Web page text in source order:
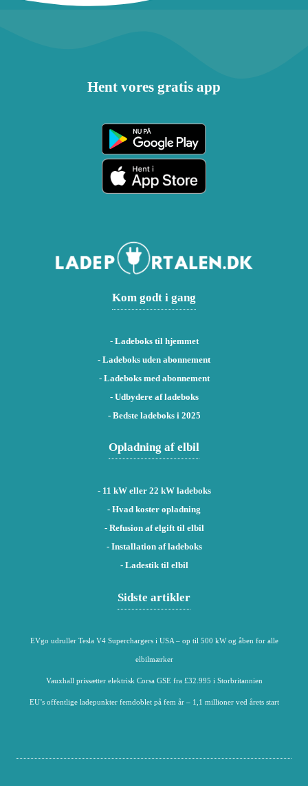
Hent vores gratis app
Kom godt i gang
- Ladeboks til hjemmet
- Ladeboks uden abonnement
- Ladeboks med abonnement
- Udbydere af ladeboks
- Bedste ladeboks i 2025
Opladning af elbil
- 11 kW eller 22 kW ladeboks
- Hvad koster opladning
- Refusion af elgift til elbil
- Installation af ladeboks
- Ladestik til elbil
Sidste artikler
EVgo udruller Tesla V4 Superchargers i USA – op til 500 kW og åben for alle
elbilmærker
Vauxhall prissætter elektrisk Corsa GSE fra £32.995 i Storbritannien
EU’s offentlige ladepunkter femdoblet på fem år – 1,1 millioner ved årets start